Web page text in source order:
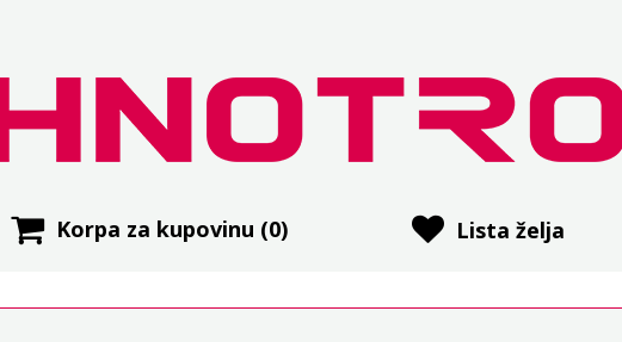
Korpa za kupovinu (0) Lista želja